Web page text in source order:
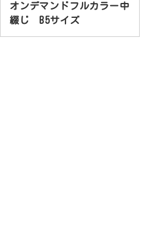
オンデマンドフルカラー中
綴じ B5サイズ